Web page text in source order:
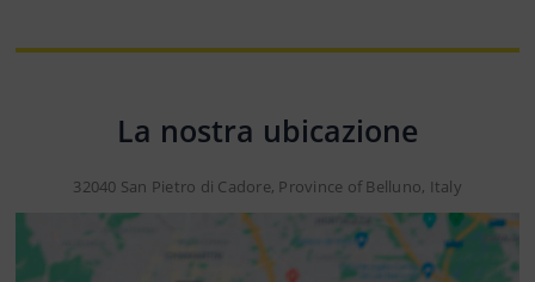
La nostra ubicazione
32040 San Pietro di Cadore, Province of Belluno, Italy